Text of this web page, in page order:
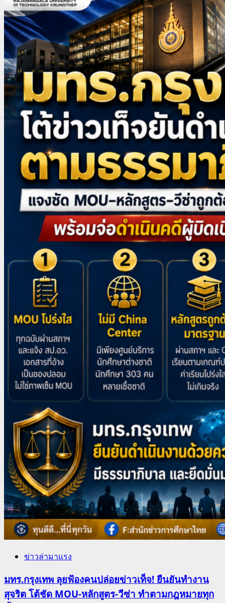
ข่าวล่ามาแรง
มทร.กรุงเทพ ลุยฟ้องคนปล่อยข่าวเท็จ! ยืนยันทำงาน
สุจริต โต้ชัด MOU-หลักสูตร-วีซ่า ทำตามกฎหมายทุก